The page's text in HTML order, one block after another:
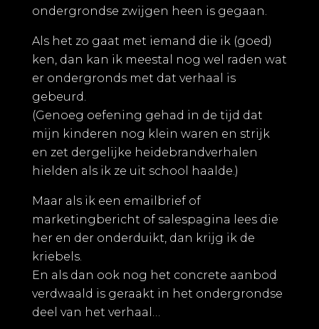
ondergrondse zwijgen heen is gegaan.
Als het zo gaat met iemand die ik (goed)
ken, dan kan ik meestal nog wel raden wat
er ondergronds met dat verhaal is
gebeurd.
(Genoeg oefening gehad in de tijd dat
mijn kinderen nog klein waren en strijk
en zet dergelijke heidebrandverhalen
hielden als ik ze uit school haalde.)
Maar als ik een emailbrief of
marketingbericht of salespagina lees die
her en der onderduikt, dan krijg ik de
kriebels.
En als dan ook nog het concrete aanbod
verdwaald is geraakt in het ondergrondse
deel van het verhaal…